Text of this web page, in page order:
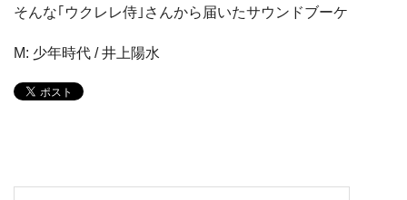
そんな｢ウクレレ侍｣さんから届いたサウンドブーケ
M: 少年時代 / 井上陽水